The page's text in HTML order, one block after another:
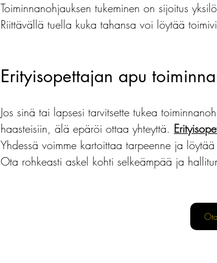
Toiminnanohjauksen tukeminen on sijoitus
Riittävällä tuella kuka tahansa voi löytää
Erityisopettajan apu
Jos sinä tai lapsesi tarvitsette tukea
haasteisiin, älä epäröi ottaa yhteyttä.
Yhdessä voimme kartoittaa tarpeenne ja
Ota rohkeasti askel kohti selkeämpää ja